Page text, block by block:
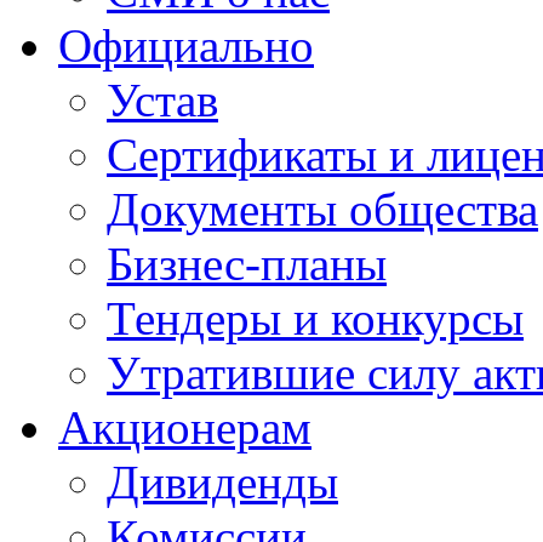
Официально
Устав
Сертификаты и
Документы общества
Бизнес-планы
Тендеры и конкурсы
Утратившие силу
Акционерам
Дивиденды